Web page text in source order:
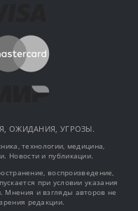
ОЖИДАНИЯ, УГРОЗЫ.
технологии, медицина,
Новости и публикации.
воспроизведение,
при условии указания
Мнения и взгляды авторов не
редакции.